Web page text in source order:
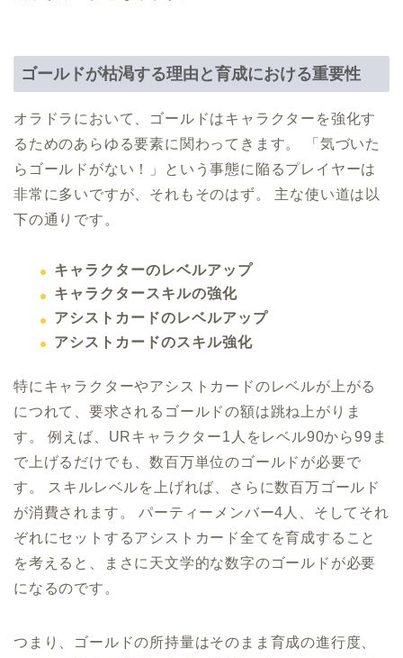
ゴールドが枯渇する理由と育成における重要性
オラドラにおいて、ゴールドはキャラクターを強化す
るためのあらゆる要素に関わってきます。 「気づいた
らゴールドがない！」という事態に陥るプレイヤーは
非常に多いですが、それもそのはず。 主な使い道は以
下の通りです。
キャラクターのレベルアップ
キャラクタースキルの強化
アシストカードのレベルアップ
アシストカードのスキル強化
特にキャラクターやアシストカードのレベルが上がる
につれて、要求されるゴールドの額は跳ね上がりま
す。 例えば、URキャラクター1人をレベル90から99ま
で上げるだけでも、数百万単位のゴールドが必要で
す。 スキルレベルを上げれば、さらに数百万ゴールド
が消費されます。 パーティーメンバー4人、そしてそれ
ぞれにセットするアシストカード全てを育成すること
を考えると、まさに天文学的な数字のゴールドが必要
になるのです。
つまり、ゴールドの所持量はそのまま育成の進行度、